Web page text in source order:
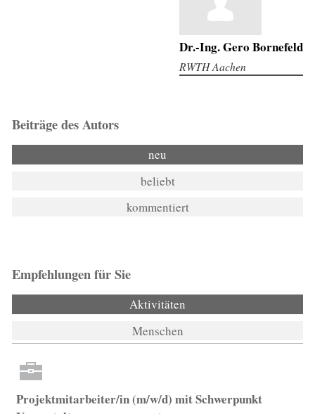
Dr.-Ing. Gero Bornefeld
RWTH Aachen
Beiträge des Autors
neu
beliebt
kommentiert
Empfehlungen für Sie
Aktivitäten
Menschen
Projektmitarbeiter/in (m/w/d) mit Schwerpunkt